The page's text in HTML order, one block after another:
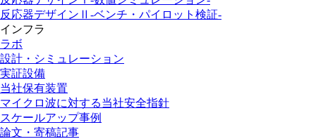
反応器デザインⅡ -ベンチ・パイロット検証-
インフラ
ラボ
設計・ シミュレーション
実証設備
当社保有装置
マイクロ波に対する当社安全指針
スケールアップ事例
論文・寄稿記事